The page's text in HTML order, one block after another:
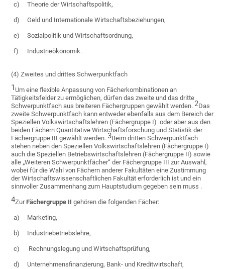
c) Theorie der Wirtschaftspolitik,
d) Geld und Internationale Wirtschaftsbeziehungen,
e) Sozialpolitik und Wirtschaftsordnung,
f) Industrieökonomik.
(4) Zweites und drittes Schwerpunktfach
1 Um eine flexible Anpassung von Fächerkombinationen an
Tätigkeitsfelder zu ermöglichen, dürfen das zweite und das dritte
Schwerpunktfach aus breiteren Fächergruppen gewählt werden. 2Das
zweite Schwerpunktfach kann entweder ebenfalls aus dem Bereich der
Speziellen Volkswirtschaftslehren (Fächergruppe I) oder aber aus den
beiden Fächern Quantitative Wirtschaftsforschung und Statistik der
Fächergruppe III gewählt werden.3Beim dritten Schwerpunktfach
stehen neben den Speziellen Volkswirtschaftslehren (Fächergruppe I)
auch die Speziellen Betriebswirtschaftslehren (Fächergruppe II) sowie
alle „Weiteren Schwerpunktfächer“ der Fächergruppe III zur Auswahl,
wobei für die Wahl von Fächern anderer Fakultäten eine Zustimmung
der Wirtschaftswissenschaftlichen Fakultät erforderlich ist und ein
sinnvoller Zusammenhang zum Hauptstudium gegeben sein muss .
4ZurFächergruppe II gehören die folgenden Fächer:
a) Marketing,
b) Industriebetriebslehre,
c) Rechnungslegung und Wirtschaftsprüfung,
d) Unternehmensfinanzierung, Bank- und Kreditwirtschaft,